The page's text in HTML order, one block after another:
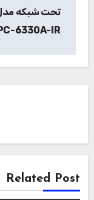
تحت شبکه
6330A-IR
Related Post